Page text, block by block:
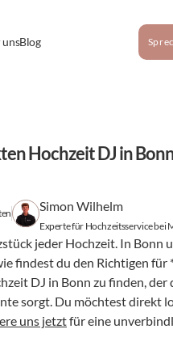
unsBlog
Hochzeit DJ in
Simon Wilhelm
Experte für Hochzeitsservice bei
jeder Hochzeit. In Bonn
findest du den Richtigen für
DJ in Bonn zu finden,
sorgt. Du möchtest direkt
uns jetzt für eine